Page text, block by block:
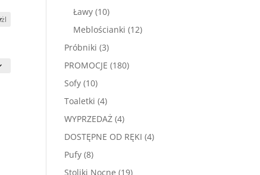
Ławy 1010
produktów
Meblościanki 1212
Próbniki 33
produkty
PROMOCJE 180180
Sofy 1010
produktów
Toaletki 44
produkty
WYPRZEDAŻ 44
produkty
DOSTĘPNE OD RĘKI 44
Pufy 88
produktów
Stoliki Nocne 1919